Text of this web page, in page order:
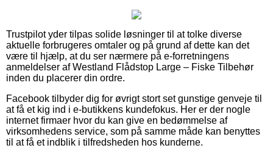
Trustpilot yder tilpas solide løsninger til at tolke diverse
aktuelle forbrugeres omtaler og på grund af dette kan det
være til hjælp, at du ser nærmere på e-forretningens
anmeldelser af Westland Flådstop Large – Fiske Tilbehør
inden du placerer din ordre.
Facebook tilbyder dig for øvrigt stort set gunstige genveje til
at få et kig ind i e-butikkens kundefokus. Her er der nogle
internet firmaer hvor du kan give en bedømmelse af
virksomhedens service, som på samme måde kan benyttes
til at få et indblik i tilfredsheden hos kunderne.